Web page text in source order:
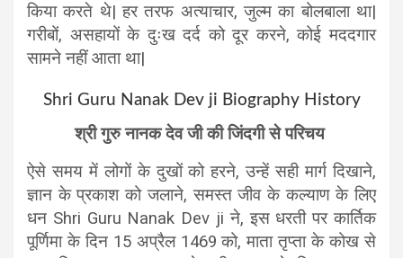
किया करते थे| हर तरफ अत्याचार, जुल्म का बोलबाला था|
गरीबों, असहायों के दुःख दर्द को दूर करने, कोई मददगार
सामने नहीं आता था|
Shri Guru Nanak Dev ji Biography History
श्री गुरु नानक देव जी की जिंदगी से परिचय
ऐसे समय में लोगों के दुखों को हरने, उन्हें सही मार्ग दिखाने,
ज्ञान के प्रकाश को जलाने, समस्त जीव के कल्याण के लिए
धन Shri Guru Nanak Dev ji ने, इस धरती पर कार्तिक
पूर्णिमा के दिन 15 अप्रैल 1469 को, माता तृप्ता के कोख से